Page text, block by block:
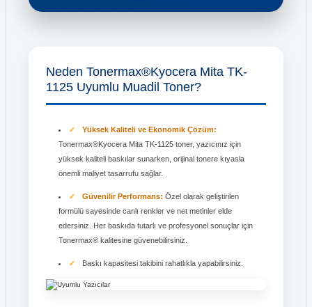
Neden Tonermax®Kyocera Mita TK-
1125 Uyumlu Muadil Toner?
Yüksek Kaliteli ve Ekonomik Çözüm:
Tonermax®Kyocera Mita TK-1125 toner, yazıcınız için
yüksek kaliteli baskılar sunarken, orijinal tonere kıyasla
önemli maliyet tasarrufu sağlar.
Güvenilir Performans: Özel olarak geliştirilen
formülü sayesinde canlı renkler ve net metinler elde
edersiniz. Her baskıda tutarlı ve profesyonel sonuçlar için
Tonermax® kalitesine güvenebilirsiniz.
Baskı kapasitesi takibini rahatlıkla yapabilirsiniz.